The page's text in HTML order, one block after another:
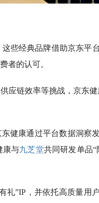
些经典品牌借助京东平
者的认可。
应链效率等挑战，京东
健康通过平台数据洞察
康与九芝堂共同研发单品“
礼”IP，并依托高质量用